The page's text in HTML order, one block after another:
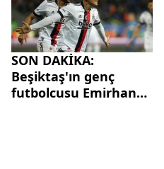
SON DAKİKA:
Beşiktaş'ın genç
futbolcusu Emirhan